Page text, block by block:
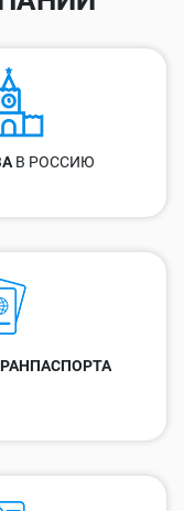
В РОССИЮ